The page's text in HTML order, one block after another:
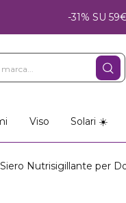
-31% SU
Viso Solari ☀️
Nutrisigillante per